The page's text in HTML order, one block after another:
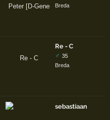
Breda
Re - C
♂ 35
Breda
sebastiaan